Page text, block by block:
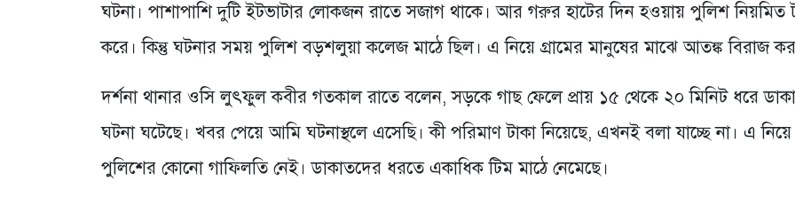
ঘটনা। পাশাপাশি দুটি ইটভাটার লোকজন রাতে সজাগ থাকে। আর গরুর হাটের দিন হওয়ায় পুলিশ নিয়মিত
করে। কিন্তু ঘটনার সময় পুলিশ বড়শলুয়া কলেজ মাঠে ছিল। এ নিয়ে গ্রামের মানুষের মাঝে আতঙ্ক বিরাজ
দর্শনা থানার ওসি লুৎফুল কবীর গতকাল রাতে বলেন, সড়কে গাছ ফেলে প্রায় ১৫ থেকে ২০ মিনিট ধরে
ঘটনা ঘটেছে। খবর পেয়ে আমি ঘটনাস্থলে এসেছি। কী পরিমাণ টাকা নিয়েছে, এখনই বলা যাচ্ছে না। এ নিয়ে
পুলিশের কোনো গাফিলতি নেই। ডাকাতদের ধরতে একাধিক টিম মাঠে নেমেছে।